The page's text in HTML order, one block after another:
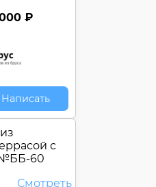
₽
Написать
с
№ББ-60
Смотреть